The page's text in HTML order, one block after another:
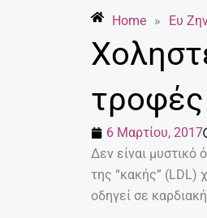
Home » Ευ
6 Μαρτίου, 2017
Δεν είναι
της “κακής” (LDL)
οδηγεί σε